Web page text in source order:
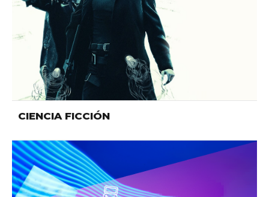
CIENCIA FICCIÓN